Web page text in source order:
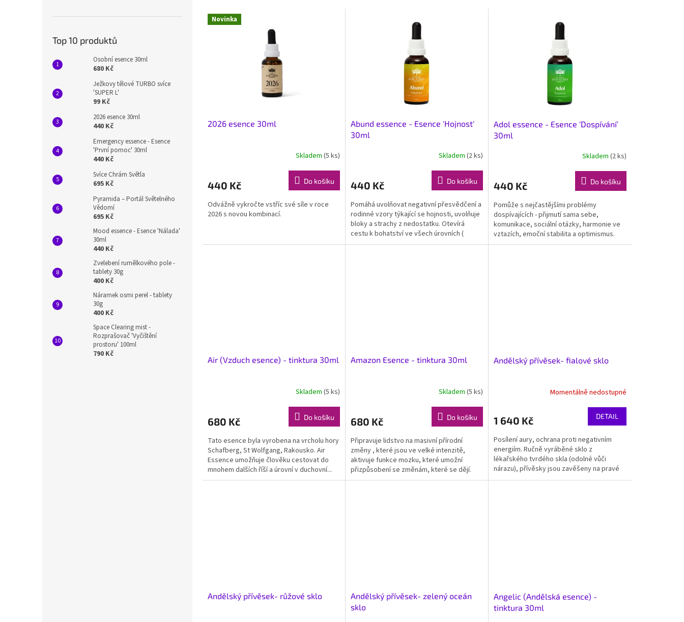
Top 10 produktů
Osobní esence 30ml
680 Kč
Ježkovy tělové TURBO svíce
'SUPER L'
99 Kč
2026 esence 30ml
440 Kč
Emergency essence - Esence
'První pomoc' 30ml
440 Kč
Svíce Chrám Světla
695 Kč
Pyramida – Portál Světelného
Vědomí
695 Kč
Mood essence - Esence 'Nálada'
30ml
440 Kč
Zvelebení rumělkového pole -
tablety 30g
400 Kč
Náramek osmi perel - tablety
30g
400 Kč
Space Clearing mist -
Rozprašovač 'Vyčištění
prostoru' 100ml
790 Kč
nV Novinka
2026 esence 30ml
Skladem (5 ks)
440 Kč Do košíku
Odvážně vykročte vstříc své síle v roce
2026 s novou kombinací.
Abund essence - Esence 'Hojnost'
30ml
je
z
5
hvězdiček.
Skladem (2 ks)
440 Kč Do košíku
Pomáhá uvolňovat negativní přesvědčení a
rodinné vzory týkající se hojnosti, uvolňuje
bloky a strachy z nedostatku. Otevírá
cestu k bohatství ve všech úrovních (
rodina,...
Adol essence - Esence 'Dospívání'
30ml
Skladem (2 ks)
440 Kč Do košíku
Pomůže s nejčastějšími problémy
dospívajících - přijmutí sama sebe,
komunikace, sociální otázky, harmonie ve
vztazích, emoční stabilita a optimismus.
Air (Vzduch esence) - tinktura 30ml
Skladem (5 ks)
680 Kč Do košíku
Tato esence byla vyrobena na vrcholu hory
Schafberg, St Wolfgang, Rakousko. Air
Essence umožňuje člověku cestovat do
mnohem dalších říší a úrovní v duchovní...
Amazon Esence - tinktura 30ml
Skladem (5 ks)
680 Kč Do košíku
Připravuje lidstvo na masivní přírodní
změny , které jsou ve velké intenzitě,
aktivuje funkce mozku, které umožní
přizpůsobení se změnám, které se dějí.
Odstraňuje zažité...
Andělský přívěsek- fialové sklo
Momentálně nedostupné
1 640 Kč DETAIL
Posílení aury, ochrana proti negativním
energiím. Ručně vyráběné sklo z
lékařského tvrdého skla (odolné vůči
nárazu), přívěsky jsou zavěšeny na pravé
kozí kůži, náplní je...
Andělský přívěsek- růžové sklo
Andělský přívěsek- zelený oceán
sklo
Angelic (Andělská esence) -
tinktura 30ml